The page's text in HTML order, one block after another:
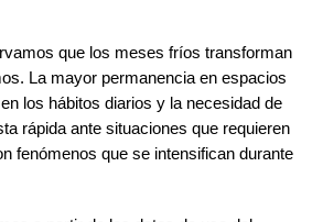
que los meses fríos transforman
La mayor permanencia en espacios
los hábitos diarios y la necesidad de
rápida ante situaciones que requieren
fenómenos que se intensifican durante